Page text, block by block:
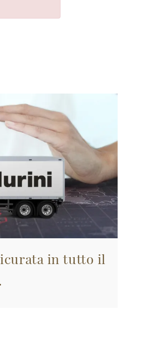
in tutto il